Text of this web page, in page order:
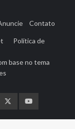
Contato
Política de
base no tema